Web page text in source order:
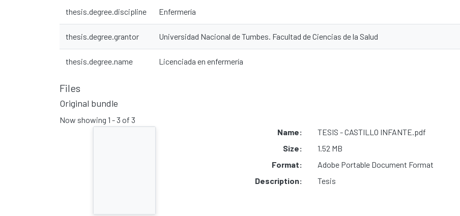
thesis.degree.discipline Enfermería
thesis.degree.grantor Universidad Nacional de Tumbes. Facultad de Ciencias de la Salud
thesis.degree.name Licenciada en enfermería
Files
Original bundle
Now showing 1 - 3 of 3
Name:
TESIS - CASTILLO INFANTE.pdf
Size:
1.52 MB
Format:
Adobe Portable Document Format
Description:
Tesis